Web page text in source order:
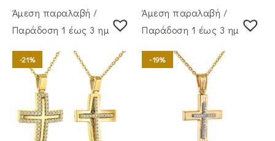
Άμεση παραλαβή /
Παράδoση 1 έως 3 ημέρες
-21%
Άμεση παραλαβή /
Παράδoση 1 έως 3 ημέρες
-19%